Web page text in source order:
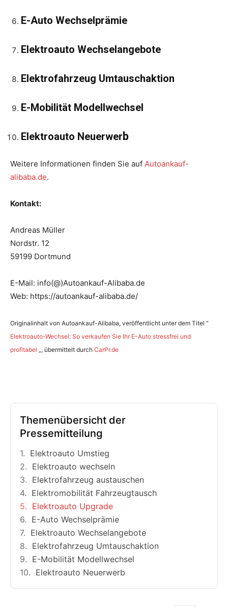
E-Auto Wechselprämie
Elektroauto Wechselangebote
Elektrofahrzeug Umtauschaktion
E-Mobilität Modellwechsel
Elektroauto Neuerwer b
Weitere Informationen finden Sie auf Autoankauf-
alibaba.de.
Kontakt:
Andreas Müller
Nordstr. 12
59199 Dortmund
E-Mail: info(@)Autoankauf-Alibaba.de
Web: https://autoankauf-alibaba.de/
Originalinhalt von Autoankauf-Alibaba, veröffentlicht unter dem Titel “
Elektroauto-Wechsel: So verkaufen Sie Ihr E-Auto stressfrei und
profitabel „, übermittelt durch CarPr.de
Themenübersicht der
Pressemitteilung
Elektroauto Umstieg
Elektroauto wechseln
Elektrofahrzeug austauschen
Elektromobilität Fahrzeugtausch
Elektroauto Upgrade
E-Auto Wechselprämie
Elektroauto Wechselangebote
Elektrofahrzeug Umtauschaktion
E-Mobilität Modellwechsel
Elektroauto Neuerwerb